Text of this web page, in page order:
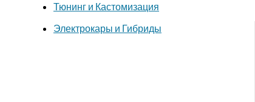
Тюнинг и Кастомизация
Электрокары и Гибриды